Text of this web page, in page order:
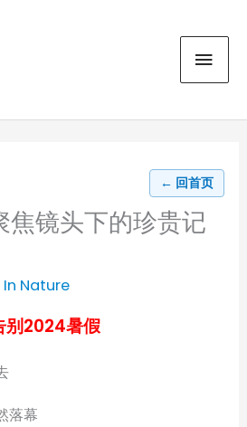
← 回首页
焦镜头下的珍贵记
In Nature
别2024暑假
落幕